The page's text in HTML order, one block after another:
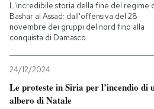
NEWSLETTER
I MIEI PREFERITI
L'incredibile storia della fine del regime
Bashar al Assad: dall'offensiva del 28
novembre dei gruppi del nord fino alla
conquista di Damasco
24/12/2024
Le proteste in Siria per l’incendio di
albero di Natale